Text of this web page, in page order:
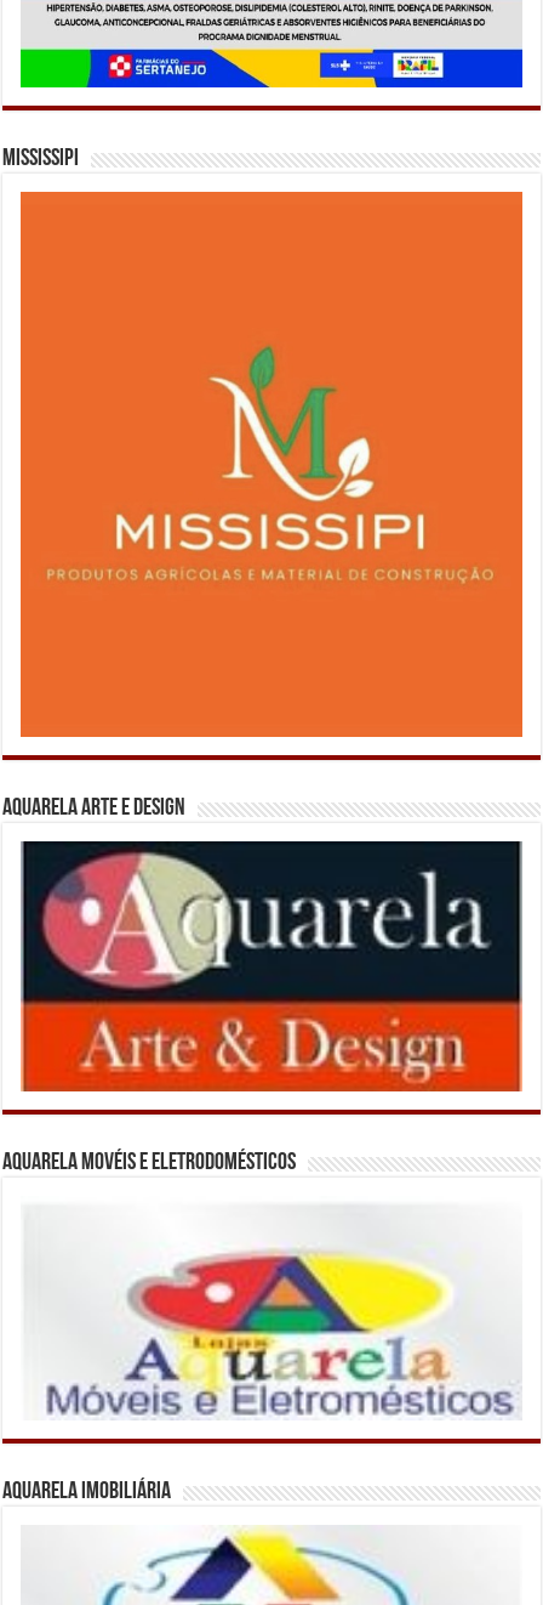
Mississipi
Aquarela Arte e Design
Aquarela Movéis e Eletrodomésticos
Aquarela Imobiliária